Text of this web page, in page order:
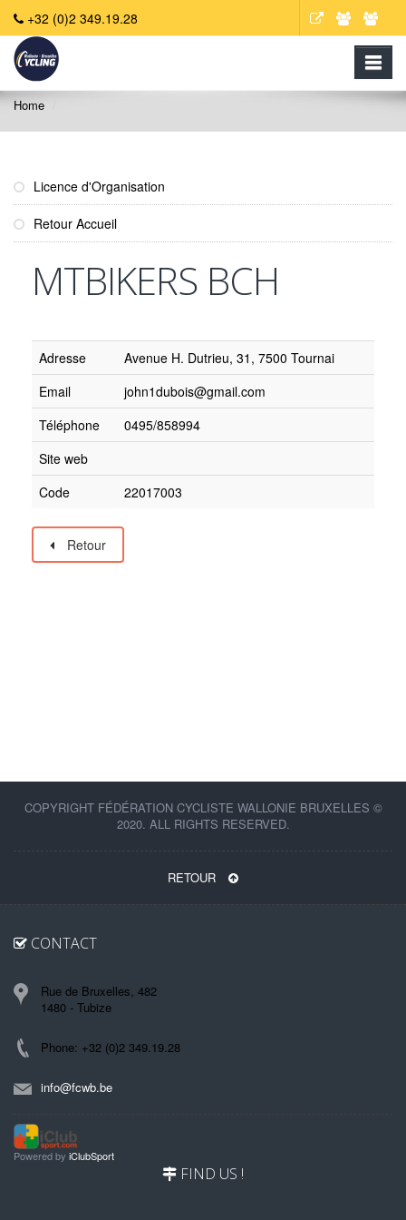
+32 (0)2 349.19.28
Home
Licence d'Organisation
Retour Accueil
MTBIKERS BCH
Adresse
Avenue H. Dutrieu, 31, 7500 Tournai
Email
john1dubois@gmail.com
Téléphone
0495/858994
Site web
Code
22017003
Retour
COPYRIGHT FÉDÉRATION CYCLISTE WALLONIE BRUXELLES ©
2020. ALL RIGHTS RESERVED.
RETOUR
CONTACT
Rue de Bruxelles, 482
1480 - Tubize
Phone: +32 (0)2 349.19.28
info@fcwb.be
Powered by iClubSport
FIND US !